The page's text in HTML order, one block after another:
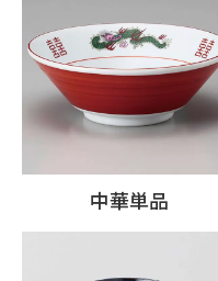
中華単品